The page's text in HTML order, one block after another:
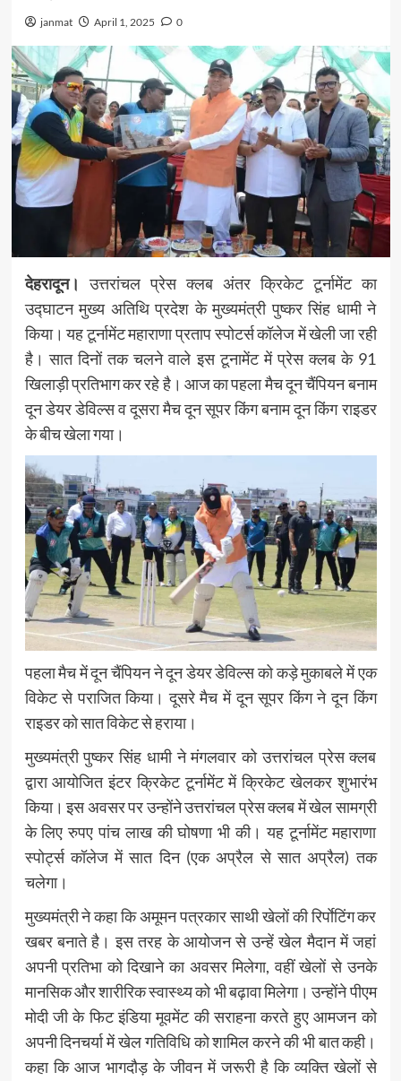
janmat April 1, 2025 0
देहरादून। उत्तरांचल प्रेस क्लब अंतर क्रिकेट टूर्नामेंट का
उद्घाटन मुख्य अतिथि प्रदेश के मुख्यमंत्री पुष्कर सिंह धामी ने
किया। यह टूर्नामेंट महाराणा प्रताप स्पोटर्स कॉलेज में खेली जा रही
है। सात दिनों तक चलने वाले इस टूनामेंट में प्रेस क्लब के 91
खिलाड़ी प्रतिभाग कर रहे है। आज का पहला मैच दून चैंपियन बनाम
दून डेयर डेविल्स व दूसरा मैच दून सूपर किंग बनाम दून किंग राइडर
के बीच खेला गया।
पहला मैच में दून चैंपियन ने दून डेयर डेविल्स को कड़े मुकाबले में एक
विकेट से पराजित किया। दूसरे मैच में दून सूपर किंग ने दून किंग
राइडर को सात विकेट से हराया।
मुख्यमंत्री पुष्कर सिंह धामी ने मंगलवार को उत्तरांचल प्रेस क्लब
द्वारा आयोजित इंटर क्रिकेट टूर्नामेंट में क्रिकेट खेलकर शुभारंभ
किया। इस अवसर पर उन्होंने उत्तरांचल प्रेस क्लब में खेल सामग्री
के लिए रुपए पांच लाख की घोषणा भी की। यह टूर्नामेंट महाराणा
स्पोर्ट्स कॉलेज में सात दिन (एक अप्रैल से सात अप्रैल) तक
चलेगा।
मुख्यमंत्री ने कहा कि अमूमन पत्रकार साथी खेलों की रिर्पाेटिंग कर
खबर बनाते है। इस तरह के आयोजन से उन्हें खेल मैदान में जहां
अपनी प्रतिभा को दिखाने का अवसर मिलेगा, वहीं खेलों से उनके
मानसिक और शारीरिक स्वास्थ्य को भी बढ़ावा मिलेगा। उन्होंने पीएम
मोदी जी के फिट इंडिया मूवमेंट की सराहना करते हुए आमजन को
अपनी दिनचर्या में खेल गतिविधि को शामिल करने की भी बात कही।
कहा कि आज भागदौड़ के जीवन में जरूरी है कि व्यक्ति खेलों से